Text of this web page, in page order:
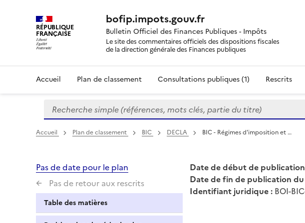
RÉPUBLIQUE
FRANÇAISE
bofip.impots.gouv.fr
Bulletin Officiel des Finances Publiques - Impôts
Le site des commentaires officiels des dispositions fiscales
de la direction générale des Finances publiques
Accueil Plan de classement Consultations publiques (1) Rescrits
Formulaire
de
recherche
Recherche simple (références, mots clés, partie du titre)
Accueil Plan de classement BIC DECLA BIC - Régimes d'imposition et …
Pas de date pour le plan
Pas de retour aux rescrits
Table des matières
Date de début de
Date de fin de publication du
Identifiant juridique : BOI-